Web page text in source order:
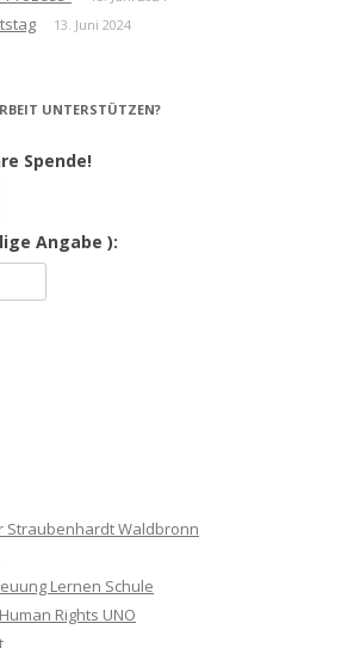
13. Juni 2024
UNTERSTÜTZEN?
Spende!
Angabe ):
Straubenhardt Waldbronn
Lernen Schule
Rights UNO